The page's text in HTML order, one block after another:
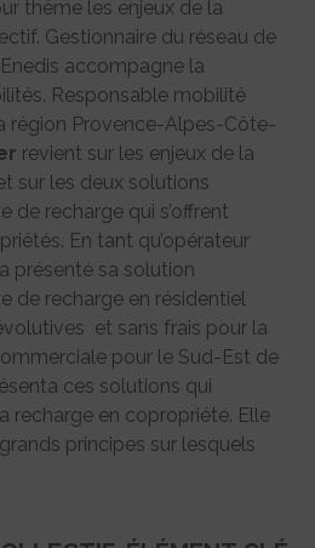
thème les enjeux de la
Gestionnaire du réseau de
accompagne la
Responsable mobilité
région Provence-Alpes-Côte-
revient sur les enjeux de la
sur les deux solutions
de recharge qui s’offrent
En tant qu’opérateur
présenté sa solution
de recharge en résidentiel
et sans frais pour la
pour le Sud-Est de
ces solutions qui
recharge en copropriété. Elle
principes sur lesquels